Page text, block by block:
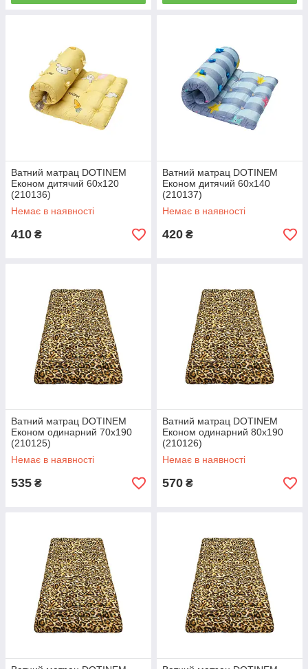
Ватний матрац DOTINEM
Економ дитячий 60х120
(210136)
Немає в наявності
410 ₴
Ватний матрац DOTINEM
Економ дитячий 60x140
(210137)
Немає в наявності
420 ₴
Ватний матрац DOTINEM
Економ одинарний 70х190
(210125)
Немає в наявності
535 ₴
Ватний матрац DOTINEM
Економ одинарний 80x190
(210126)
Немає в наявності
570 ₴